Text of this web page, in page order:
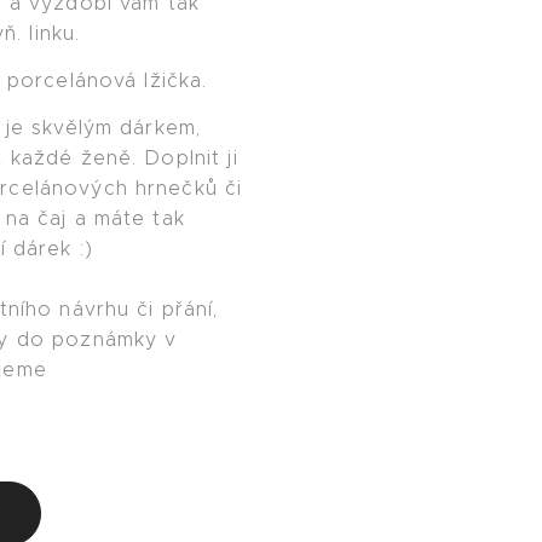
linku.
lžička.
skvělým dárkem,
ženě. Doplnit ji
hrnečků či
čaj a máte tak
dárek :)
návrhu či přání,
do poznámky v